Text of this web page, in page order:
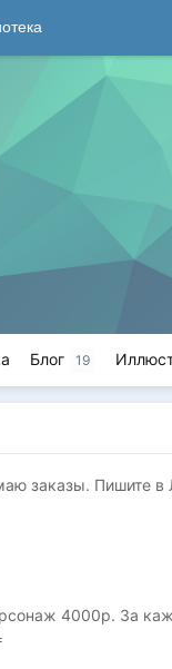
Блог 19
заказы. Пишите в
4000р. За